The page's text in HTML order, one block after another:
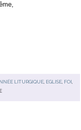
LITURGIQUE, EGLISE, FOI